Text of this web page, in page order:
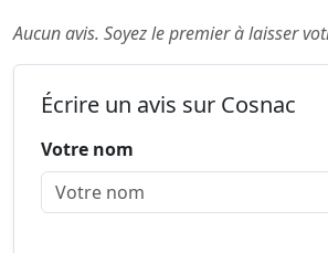
Aucun avis. Soyez le premier à laisser
Écrire un avis sur Cosnac
Votre nom